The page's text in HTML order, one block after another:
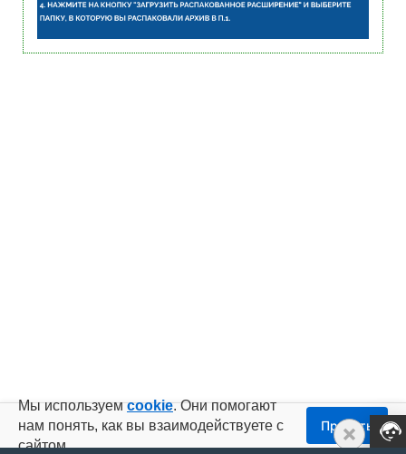
Мы используемcookie. Они помогают
нам понять, как вы взаимодействуете с
сайтом.
Принять